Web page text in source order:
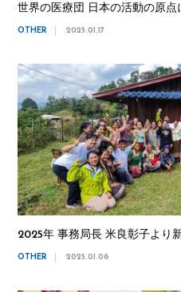
世界の医療団 日本の活動の原点
OTHER 2025.01.17
2025年 事務局長 米良彰子より
OTHER 2025.01.06